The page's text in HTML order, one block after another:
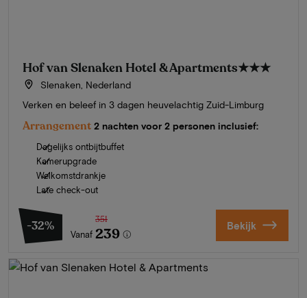
Hof van Slenaken Hotel & Apartments★★★
Slenaken, Nederland
Verken en beleef in 3 dagen heuvelachtig Zuid-Limburg
Arrangement 2 nachten voor 2 personen inclusief:
Dagelijks ontbijtbuffet
Kamerupgrade
Welkomstdrankje
Late check-out
-32%
Vanaf
351
239 Bekijk